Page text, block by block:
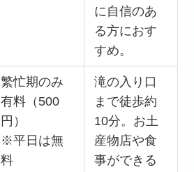
に自信のあ
る方におす
すめ。
繁忙期のみ
有料（500
円）
※平日は無
料
滝の入り口
まで徒歩約
10分。お土
産物店や食
事ができる